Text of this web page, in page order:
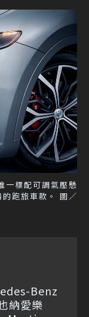
一標配可調氣壓懸
跑旅車款。 圖／
Benz
納愛樂